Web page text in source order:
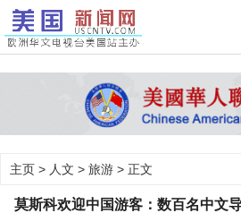
主页 > 人文 > 旅游 > 正文
莫斯科欢迎中国游客：数百名中文